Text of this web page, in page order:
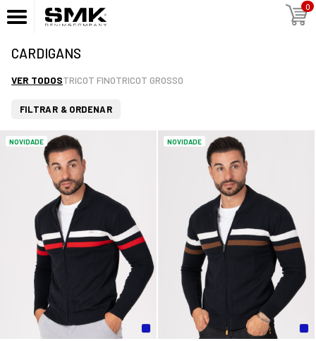
0
CARDIGANS
VER TODOSTRICOT FINOTRICOT GROSSO
FILTRAR & ORDENAR
NOVIDADE NOVIDADE